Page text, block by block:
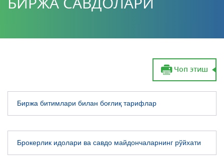
Чоп этиш
Биржа битимлари билан боғлиқ тарифлар
Брокерлик идолари ва савдо майдончаларнинг рўйхати